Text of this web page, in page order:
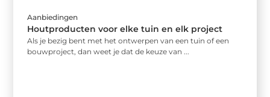
Aanbiedingen
Houtproducten voor elke tuin en elk project
Als je bezig bent met het ontwerpen van een tuin of een
bouwproject, dan weet je dat de keuze van ...